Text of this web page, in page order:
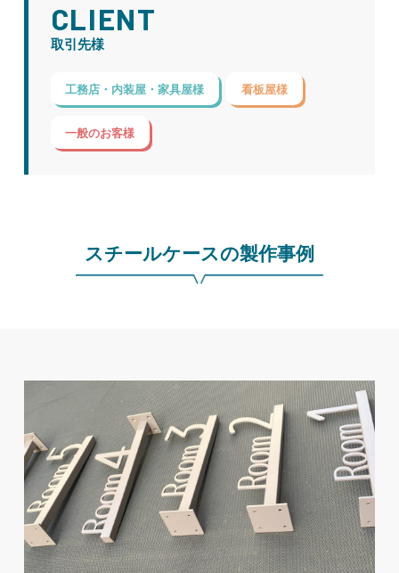
CLIENT
取引先様
工務店・内装屋・家具屋様 看板屋様
一般のお客様
スチールケースの製作事例